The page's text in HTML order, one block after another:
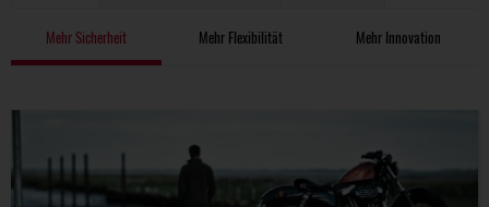
Mehr Sicherheit Mehr Flexibilität Mehr Innovation